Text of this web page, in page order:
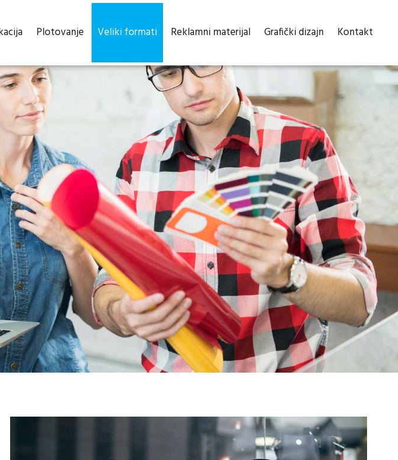
Plotovanje Veliki formati Reklamni materijal Grafički dizajn Kontakt